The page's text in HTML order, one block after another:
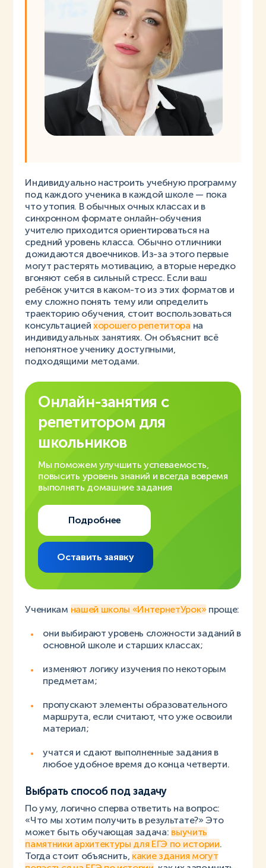
Индивидуально настроить учебную программу
под каждого ученика в каждой школе — пока
что утопия. В обычных очных классах и в
синхронном формате онлайн-обучения
учителю приходится ориентироваться на
средний уровень класса. Обычно отличники
дожидаются двоечников. Из-за этого первые
могут растерять мотивацию, а вторые нередко
вгоняют себя в сильный стресс. Если ваш
ребёнок учится в каком-то из этих форматов и
ему сложно понять тему или определить
траекторию обучения, стоит воспользоваться
консультацией хорошего репетитора на
индивидуальных занятиях. Он объяснит всё
непонятное ученику доступными,
подходящими методами.
Онлайн-занятия с
репетитором для
школьников
Мы поможем улучшить успеваемость,
повысить уровень знаний и всегда вовремя
выполнять домашние задания
Подробнее
Оставить заявку
Ученикам нашей школы «ИнтернетУрок» проще:
они выбирают уровень сложности заданий в
основной школе и старших классах;
изменяют логику изучения по некоторым
предметам;
пропускают элементы образовательного
маршрута, если считают, что уже освоили
материал;
учатся и сдают выполненные задания в
любое удобное время до конца четверти.
Выбрать способ под задачу
По уму, логично сперва ответить на вопрос:
«Что мы хотим получить в результате?» Это
может быть обучающая задача: выучить
памятники архитектуры для ЕГЭ по истории.
Тогда стоит объяснить, какие здания могут